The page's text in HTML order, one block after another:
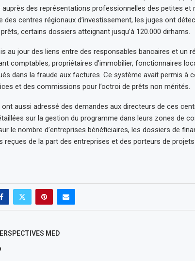
des représentations professionnelles des petites et
des centres régionaux d’investissement, les juges ont
certains dossiers atteignant jusqu’à 120.000 dirhams.
au jour des liens entre des responsables bancaires et un
comptables, propriétaires d’immobilier, fonctionnaires
dans la fraude aux factures. Ce système avait permis à
et des commissions pour l’octroi de prêts non mérités.
aussi adressé des demandes aux directeurs de ces
sur la gestion du programme dans leurs zones de
le nombre d’entreprises bénéficiaires, les dossiers de
reçues de la part des entreprises et des porteurs de
MED